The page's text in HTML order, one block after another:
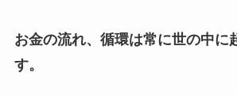
お金の流れ、循環は常に世の中に
す。